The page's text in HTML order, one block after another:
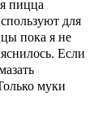
для
пока я не
Если
муки